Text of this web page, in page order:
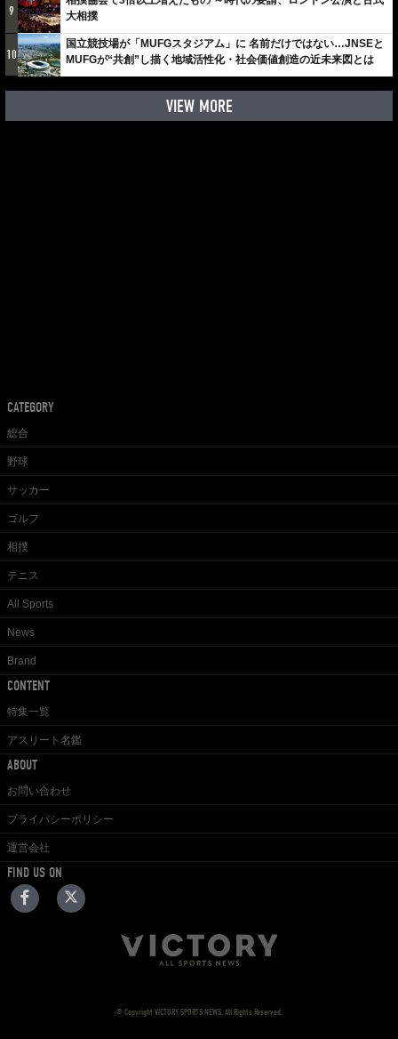
9
大相撲
10
国立競技場が「MUFGスタジアム」に 名前だけではない…JNSEと
MUFGが“共創”し描く地域活性化・社会価値創造の近未来図とは
VIEW MORE
CATEGORY
総合
野球
サッカー
ゴルフ
相撲
テニス
All Sports
News
Brand
CONTENT
特集一覧
アスリート名鑑
ABOUT
お問い合わせ
プライバシーポリシー
運営会社
FIND US ON
© Copyright VICTORY SPORTS NEWS. All Rights Reserved.